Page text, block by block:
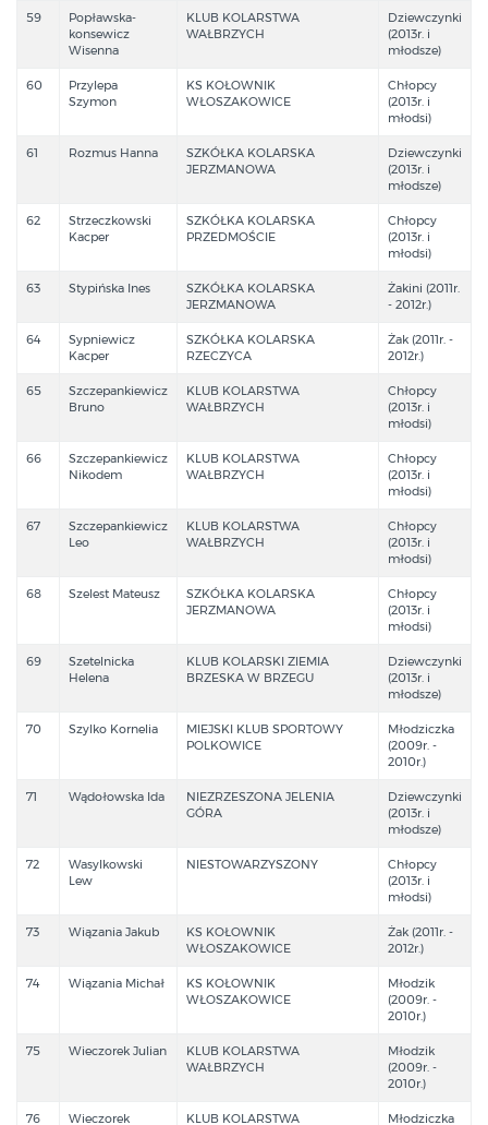
59
Popławska-
konsewicz
Wisenna
KLUB KOLARSTWA
WAŁBRZYCH
Dziewczynki
(2013r. i
młodsze)
60
Przylepa
Szymon
KS KOŁOWNIK
WŁOSZAKOWICE
Chłopcy
(2013r. i
młodsi)
61 Rozmus Hanna
SZKÓŁKA KOLARSKA
JERZMANOWA
Dziewczynki
(2013r. i
młodsze)
62
Strzeczkowski
Kacper
SZKÓŁKA KOLARSKA
PRZEDMOŚCIE
Chłopcy
(2013r. i
młodsi)
63 Stypińska Ines
SZKÓŁKA KOLARSKA
JERZMANOWA
Żakini (2011r.
- 2012r.)
64
Sypniewicz
Kacper
SZKÓŁKA KOLARSKA
RZECZYCA
Żak (2011r. -
2012r.)
65
Szczepankiewicz
Bruno
KLUB KOLARSTWA
WAŁBRZYCH
Chłopcy
(2013r. i
młodsi)
66
Szczepankiewicz
Nikodem
KLUB KOLARSTWA
WAŁBRZYCH
Chłopcy
(2013r. i
młodsi)
67
Szczepankiewicz
Leo
KLUB KOLARSTWA
WAŁBRZYCH
Chłopcy
(2013r. i
młodsi)
68 Szelest Mateusz
SZKÓŁKA KOLARSKA
JERZMANOWA
Chłopcy
(2013r. i
młodsi)
69
Szetelnicka
Helena
KLUB KOLARSKI ZIEMIA
BRZESKA W BRZEGU
Dziewczynki
(2013r. i
młodsze)
70 Szylko Kornelia
MIEJSKI KLUB SPORTOWY
POLKOWICE
Młodziczka
(2009r. -
2010r.)
71 Wądołowska Ida
NIEZRZESZONA JELENIA
GÓRA
Dziewczynki
(2013r. i
młodsze)
72
Wasylkowski
Lew
NIESTOWARZYSZONY
Chłopcy
(2013r. i
młodsi)
73 Wiązania Jakub
KS KOŁOWNIK
WŁOSZAKOWICE
Żak (2011r. -
2012r.)
74 Wiązania Michał
KS KOŁOWNIK
WŁOSZAKOWICE
Młodzik
(2009r. -
2010r.)
75 Wieczorek Julian
KLUB KOLARSTWA
WAŁBRZYCH
Młodzik
(2009r. -
2010r.)
76 Wieczorek KLUB KOLARSTWA Młodziczka